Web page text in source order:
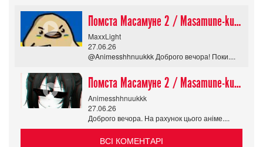
Помста Масамуне 2 / Masamune-kun no Revenge R
MaxxLight
27.06.26
@Animesshhnuukkk Доброго вечора! Поки....
Помста Масамуне 2 / Masamune-kun no Revenge R
Animesshhnuukkk
27.06.26
Доброго вечора. На рахунок цього аніме....
ВСІ КОМЕНТАРІ